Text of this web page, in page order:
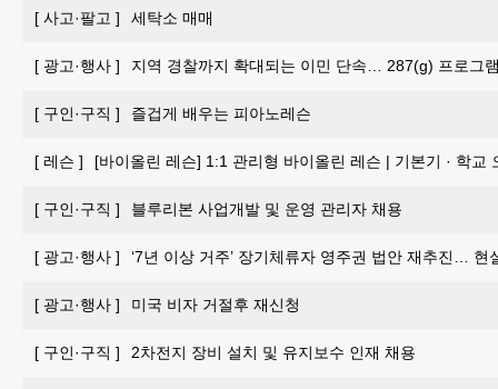
[ 사고·팔고 ] 세탁소 매매
[ 광고·행사 ] 지역 경찰까지 확대되는 이민 단속… 287(g) 프로그
[ 구인·구직 ] 즐겁게 배우는 피아노레슨
[ 레슨 ] [바이올린 레슨] 1:1 관리형 바이올린 레슨 | 기본기 · 학
[ 구인·구직 ] 블루리본 사업개발 및 운영 관리자 채용
[ 광고·행사 ] ‘7년 이상 거주’ 장기체류자 영주권 법안 재추진… 현
[ 광고·행사 ] 미국 비자 거절후 재신청
[ 구인·구직 ] 2차전지 장비 설치 및 유지보수 인재 채용